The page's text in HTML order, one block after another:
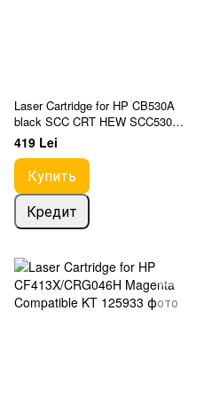
Laser Cartridge for HP CB530A
black SCC CRT HEW SCC530A
BLK
419 Lei
Купить
Кредит